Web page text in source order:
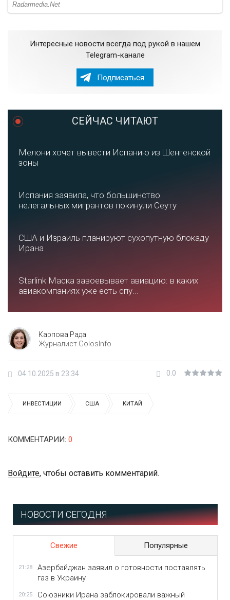
Интересные новости всегда под рукой в нашем
Telegram-канале
Подписаться
СЕЙЧАС ЧИТАЮТ
Мелони хочет вывести Испанию из Шенгенской
зоны
Испания заявила, что большинство
нелегальных мигрантов покинули Сеуту
США и Израиль планируют сухопутную блокаду
Ирана
Starlink Маска завоевывает авиацию: в каких
авиакомпаниях уже есть спу...
Карпова Рада
Журналист GolosInfo
04.10.2025 в 23:34 0.0
ИНВЕСТИЦИИ США КИТАЙ
КОММЕНТАРИИ: 0
Войдите, чтобы оставить комментарий.
НОВОСТИ СЕГОДНЯ
Свежие Популярные
21:28
Азербайджан заявил о готовности поставлять
газ в Украину
20:25
Союзники Ирана заблокировали важный